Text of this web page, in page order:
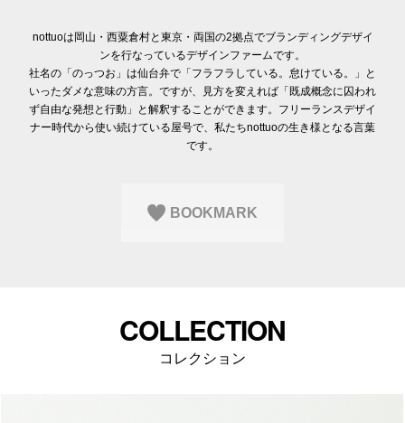
プライバシーポリシー
利用規約
運営会社
nottuoは岡山・西粟倉村と東京・両国の2拠点でブランディングデザイ
ンを行なっているデザインファームです。
社名の「のっつお」は仙台弁で「フラフラしている。怠けている。」と
いったダメな意味の方言。ですが、見方を変えれば「既成概念に囚われ
ず自由な発想と行動」と解釈することができます。フリーランスデザイ
ナー時代から使い続けている屋号で、私たちnottuoの生き様となる言葉
です。
BOOKMARK
COLLECTION
コレクション